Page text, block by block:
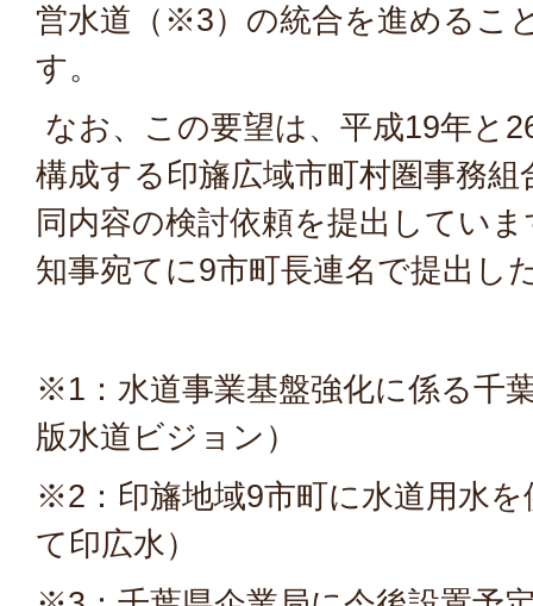
営水道（※3）の統合を進めるこ
す。
なお、この要望は、平成19年と
構成する印旛広域市町村圏事務
同内容の検討依頼を提出してい
知事宛てに9市町長連名で提出し
※1：水道事業基盤強化に係る千
版水道ビジョン）
※2：印旛地域9市町に水道用水
て印広水）